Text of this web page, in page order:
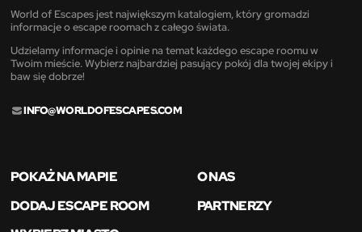
World of Escapes jest największym katalogiem, który gromadzi
informacje o escape roomach z całego świata.
Udzielamy informacje i opinie na temat każdego escape roomu w
Twoim mieście. Wybierz najbardziej pasujący pokój dla twojej ekipy i
baw się dobrze!
INFO@WORLDOFESCAPES.COM
POKAŻ NA MAPIE
O NAS
DODAJ ESCAPE ROOM
PARTNERZY